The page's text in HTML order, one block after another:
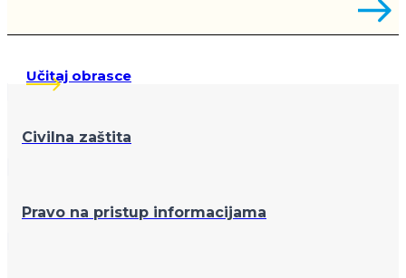
Učitaj obrasce
Civilna zaštita
Pravo na pristup informacijama